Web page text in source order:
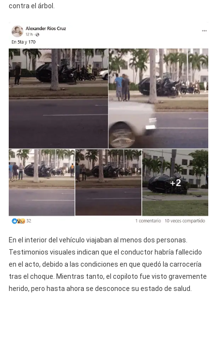
contra el árbol.
En el interior del vehículo viajaban al menos dos personas.
Testimonios visuales indican que el conductor habría fallecido
en el acto, debido a las condiciones en que quedó la carrocería
tras el choque. Mientras tanto, el copiloto fue visto gravemente
herido, pero hasta ahora se desconoce su estado de salud.